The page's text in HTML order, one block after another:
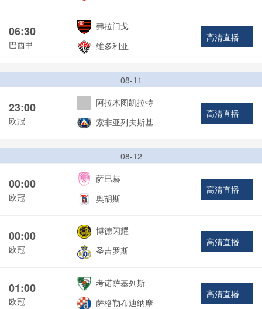
06:30
巴西甲
弗拉门戈
维多利亚
高清直播
08-11
23:00
欧冠
阿拉木图凯拉特
索非亚列夫斯基
高清直播
08-12
00:00
欧冠
萨巴赫
奥胡斯
高清直播
00:00
欧冠
博德闪耀
圣吉罗斯
高清直播
01:00
欧冠
考诺萨基列斯
萨格勒布迪纳摩
高清直播